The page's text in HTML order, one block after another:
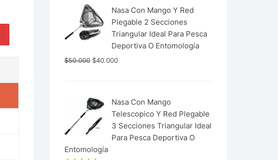
Nasa Con Mango Y Red
Plegable 2 Secciones
Triangular Ideal Para Pesca
Deportiva O Entomología
$50.000 $40.000
Nasa Con Mango
Telescopico Y Red Plegable
3 Secciones Triangular Ideal
Para Pesca Deportiva O
Entomología